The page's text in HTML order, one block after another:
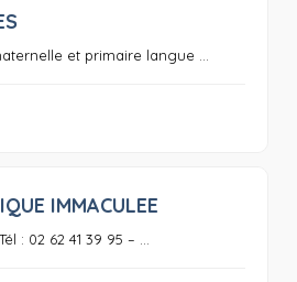
et primaire langue ...
IMMACULEE
: 02 62 41 39 95 – ...